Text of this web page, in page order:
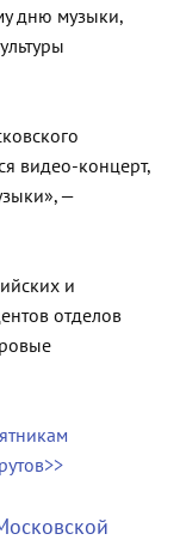
дню музыки,
видео-концерт,
—
и
отделов